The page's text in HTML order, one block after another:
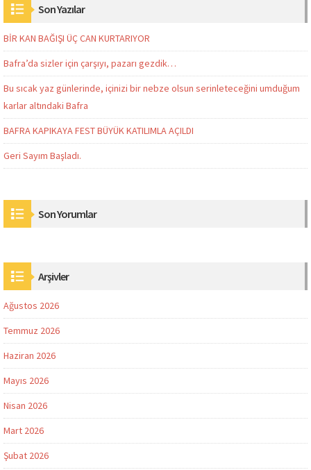
Son Yazılar
BİR KAN BAĞIŞI ÜÇ CAN KURTARIYOR
Bafra’da sizler için çarşıyı, pazarı gezdik…
Bu sıcak yaz günlerinde, içinizi bir nebze olsun serinleteceğini umduğum
karlar altındaki Bafra
BAFRA KAPIKAYA FEST BÜYÜK KATILIMLA AÇILDI
Geri Sayım Başladı.
Son Yorumlar
Arşivler
Ağustos 2026
Temmuz 2026
Haziran 2026
Mayıs 2026
Nisan 2026
Mart 2026
Şubat 2026